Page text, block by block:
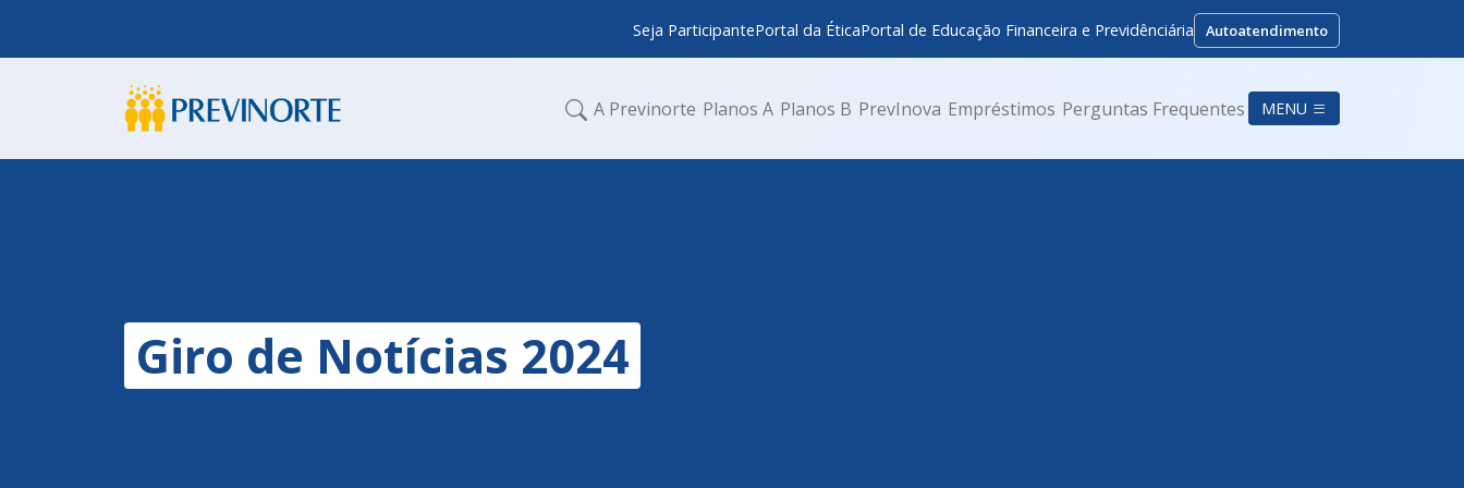
Seja ParticipantePortal da ÉticaPortal de Educação Financeira e Previdênciária Autoatendimento
A Previnorte Planos A Planos B PrevInova Empréstimos Perguntas Frequentes MENU
Giro de Notícias 2024